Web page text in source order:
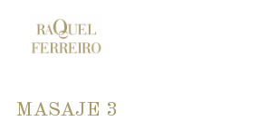
MASAJE 3